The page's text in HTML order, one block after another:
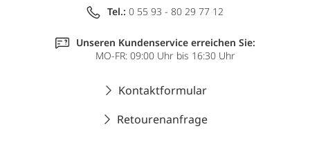
Tel.: 0 55 93 - 80 29 77 12
Unseren Kundenservice erreichen Sie:
MO-FR: 09:00 Uhr bis 16:30 Uhr
Kontaktformular
Retourenanfrage